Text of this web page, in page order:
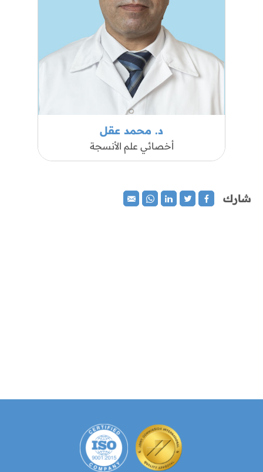
د. محمد عقل
أخصائي علم الأنسجة
شارك